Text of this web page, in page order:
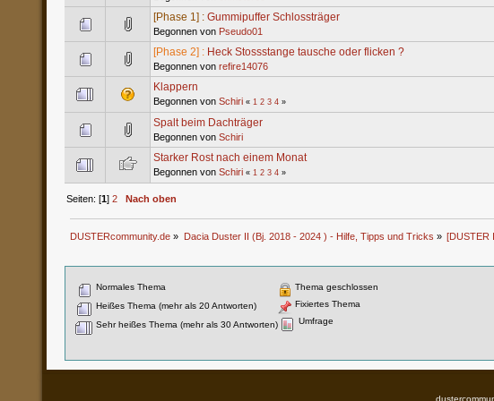
[Phase 1] : Gummipuffer Schlossträger
Begonnen von Pseudo01
[Phase 2] : Heck Stossstange tausche oder flicken ?
Begonnen von refire14076
Klappern
Begonnen von Schiri « 1 2 3 4 »
Spalt beim Dachträger
Begonnen von Schiri
Starker Rost nach einem Monat
Begonnen von Schiri « 1 2 3 4 »
Seiten: [1]2 Nach oben
DUSTERcommunity.de » Dacia Duster II (Bj. 2018 - 2024 ) - Hilfe, Tipps und Tricks » [DUSTER
Normales Thema
Heißes Thema (mehr als 20 Antworten)
Sehr heißes Thema (mehr als 30 Antworten)
Thema geschlossen
Fixiertes Thema
Umfrage